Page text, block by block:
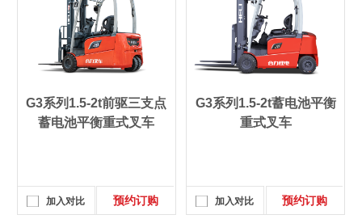
G3系列1.5-2t前驱三支点
蓄电池平衡重式叉车
加入对比 预约订购
G3系列1.5-2t蓄电池平衡
重式叉车
加入对比 预约订购